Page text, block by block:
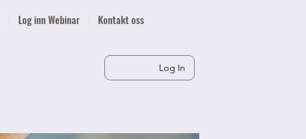
Log inn Webinar Kontakt oss
Log In